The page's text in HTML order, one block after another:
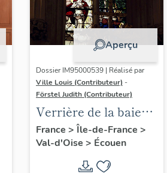
Aperçu
Dossier IM95000539 | Réalisé par
Ville Louis (Contributeur) -
Förstel Judith (Contributeur)
Verrière de la baie
d'axe
France > Île-de-France >
Val-d'Oise > Écouen